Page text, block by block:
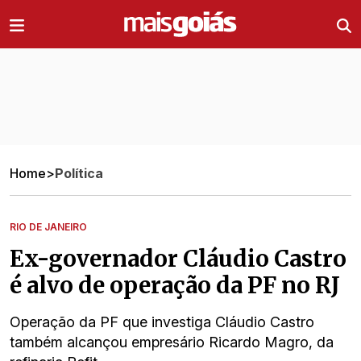
Home>Política
RIO DE JANEIRO
Ex-governador Cláudio Castro
é alvo de operação da PF no RJ
Operação da PF que investiga Cláudio Castro
também alcançou empresário Ricardo Magro, da